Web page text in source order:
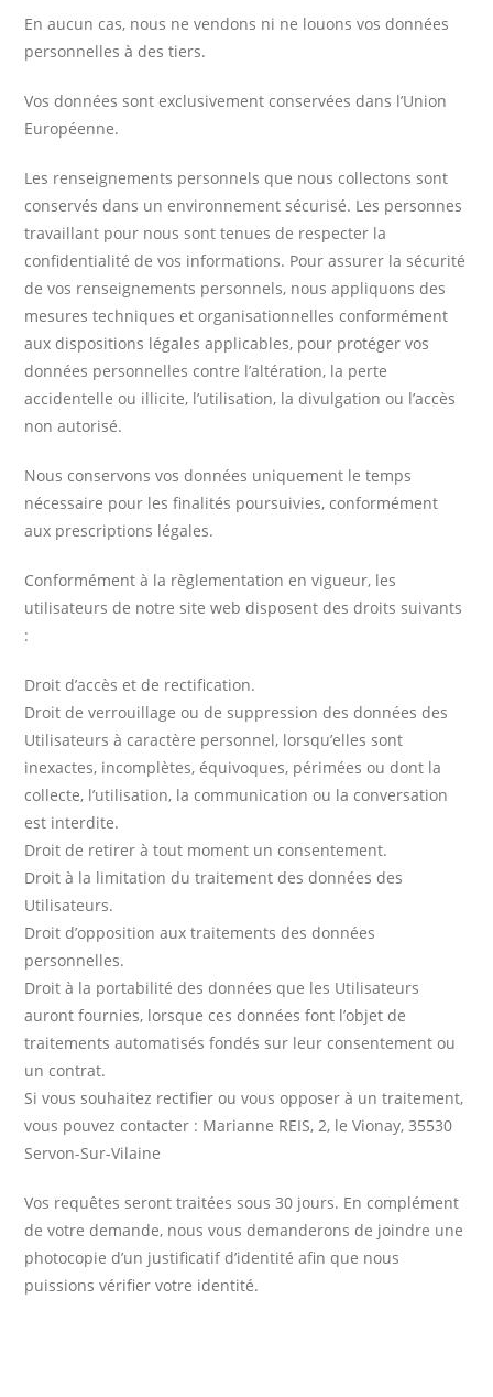
En aucun cas, nous ne vendons ni ne louons vos données
personnelles à des tiers.
Vos données sont exclusivement conservées dans l’Union
Européenne.
Les renseignements personnels que nous collectons sont
conservés dans un environnement sécurisé. Les personnes
travaillant pour nous sont tenues de respecter la
confidentialité de vos informations. Pour assurer la sécurité
de vos renseignements personnels, nous appliquons des
mesures techniques et organisationnelles conformément
aux dispositions légales applicables, pour protéger vos
données personnelles contre l’altération, la perte
accidentelle ou illicite, l’utilisation, la divulgation ou l’accès
non autorisé.
Nous conservons vos données uniquement le temps
nécessaire pour les finalités poursuivies, conformément
aux prescriptions légales.
Conformément à la règlementation en vigueur, les
utilisateurs de notre site web disposent des droits suivants
:
Droit d’accès et de rectification.
Droit de verrouillage ou de suppression des données des
Utilisateurs à caractère personnel, lorsqu’elles sont
inexactes, incomplètes, équivoques, périmées ou dont la
collecte, l’utilisation, la communication ou la conversation
est interdite.
Droit de retirer à tout moment un consentement.
Droit à la limitation du traitement des données des
Utilisateurs.
Droit d’opposition aux traitements des données
personnelles.
Droit à la portabilité des données que les Utilisateurs
auront fournies, lorsque ces données font l’objet de
traitements automatisés fondés sur leur consentement ou
un contrat.
Si vous souhaitez rectifier ou vous opposer à un traitement,
vous pouvez contacter : Marianne REIS, 2, le Vionay, 35530
Servon-Sur-Vilaine
Vos requêtes seront traitées sous 30 jours. En complément
de votre demande, nous vous demanderons de joindre une
photocopie d’un justificatif d’identité afin que nous
puissions vérifier votre identité.